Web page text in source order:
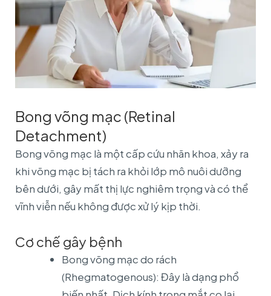
Bong võng mạc (Retinal
Detachment)
Bong võng mạc là một cấp cứu nhãn khoa, xảy ra
khi võng mạc bị tách ra khỏi lớp mô nuôi dưỡng
bên dưới, gây mất thị lực nghiêm trọng và có thể
vĩnh viễn nếu không được xử lý kịp thời.
Cơ chế gây bệnh
Bong võng mạc do rách
(Rhegmatogenous): Đây là dạng phổ